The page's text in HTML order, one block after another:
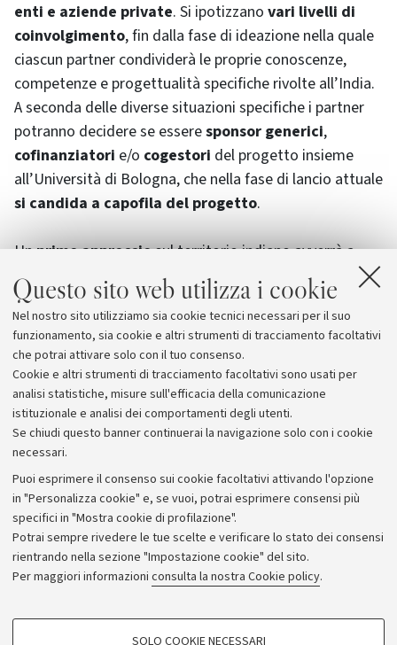
Questo sito web utilizza i cookie
Nel nostro sito utilizziamo sia cookie tecnici necessari per il suo
funzionamento, sia cookie e altri strumenti di tracciamento facoltativi
che potrai attivare solo con il tuo consenso.
Cookie e altri strumenti di tracciamento facoltativi sono usati per
analisi statistiche, misure sull'efficacia della comunicazione
istituzionale e analisi dei comportamenti degli utenti.
Se chiudi questo banner continuerai la navigazione solo con i cookie
necessari.
Puoi esprimere il consenso sui cookie facoltativi attivando l'opzione
in "Personalizza cookie" e, se vuoi, potrai esprimere consensi più
specifici in "Mostra cookie di profilazione".
Potrai sempre rivedere le tue scelte e verificare lo stato dei consensi
rientrando nella sezione "Impostazione cookie" del sito.
Per maggiori informazioni consulta la nostra Cookie policy.
COOKIE DI PROFILAZIONE - FACOLTATIVI
SOLO COOKIE NECESSARI
enti e aziende private. Si ipotizzano vari livelli di
coinvolgimento, fin dalla fase di ideazione nella quale
ciascun partner condividerà le proprie conoscenze,
competenze e progettualità specifiche rivolte all’India.
A seconda delle diverse situazioni specifiche i partner
potranno decidere se esseresponsor generici,
cofinanziatori e/o cogestori del progetto insieme
all’Università di Bologna, che nella fase di lancio attuale
si candida a capofila del progetto.
Unprimo approcciosul territorio indiano avverrà a
novembre
, quando l'Università di Bologna parteciperà
ad unafiera itineranteche toccherà sei tra le più
importanti città indiane, durante la quale potrà
presentare le proprie proposte e i primi risultati che il
"Progetto India" sarà riuscito a realizzare.
Archivio
Comunicati stampa
Redazione
Rassegna stampa